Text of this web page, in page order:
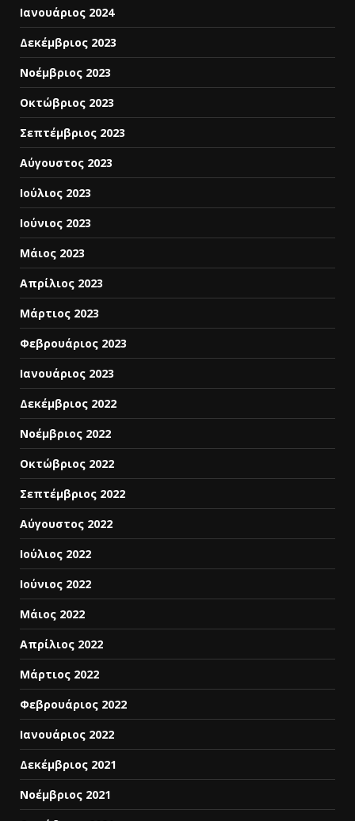
Ιανουάριος 2024
Δεκέμβριος 2023
Νοέμβριος 2023
Οκτώβριος 2023
Σεπτέμβριος 2023
Αύγουστος 2023
Ιούλιος 2023
Ιούνιος 2023
Μάιος 2023
Απρίλιος 2023
Μάρτιος 2023
Φεβρουάριος 2023
Ιανουάριος 2023
Δεκέμβριος 2022
Νοέμβριος 2022
Οκτώβριος 2022
Σεπτέμβριος 2022
Αύγουστος 2022
Ιούλιος 2022
Ιούνιος 2022
Μάιος 2022
Απρίλιος 2022
Μάρτιος 2022
Φεβρουάριος 2022
Ιανουάριος 2022
Δεκέμβριος 2021
Νοέμβριος 2021